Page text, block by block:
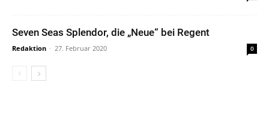
Seven Seas Splendor, die „Neue“ bei Regent
Redaktion - 27. Februar 2020 0